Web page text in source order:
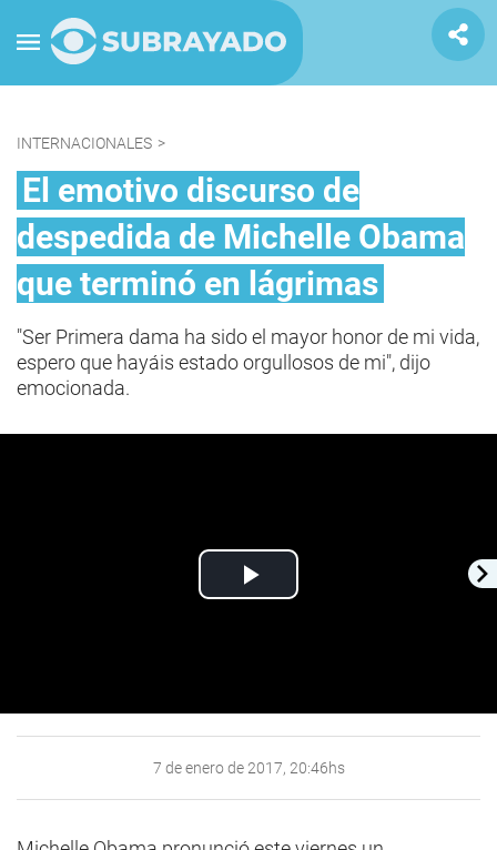
INTERNACIONALES >
El emotivo discurso de
despedida de Michelle Obama
que terminó en lágrimas
"Ser Primera dama ha sido el mayor honor de mi vida,
espero que hayáis estado orgullosos de mi", dijo
emocionada.
Play
7 de enero de 2017, 20:46hs